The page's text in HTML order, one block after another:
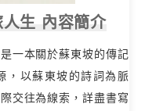
生 內容簡介
一本關於蘇東坡的傳記
，以蘇東坡的詩詞為脈
交往為線索，詳盡書寫